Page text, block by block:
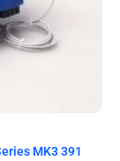
MK3 391